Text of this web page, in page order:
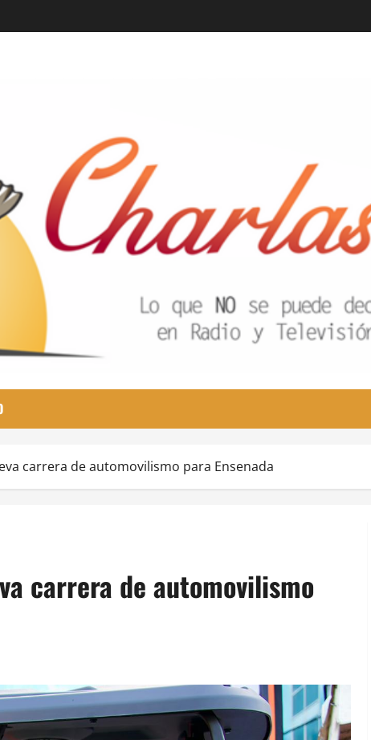
carrera de automovilismo para Ensenada
carrera de automovilismo